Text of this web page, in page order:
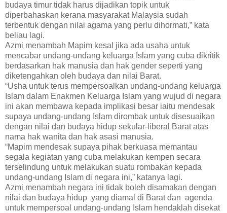
budaya timur tidak harus dijadikan topik untuk
diperbahaskan kerana masyarakat Malaysia sudah
terbentuk dengan nilai agama yang perlu dihormati,” kata
beliau lagi.
Azmi menambah Mapim kesal jika ada usaha untuk
mencabar undang-undang keluarga Islam yang cuba dikritik
berdasarkan hak manusia dan hak gender seperti yang
diketengahkan oleh budaya dan nilai Barat.
“Usha untuk terus mempersoalkan undang-undang keluarga
Islam dalam Enakmen Keluarga Islam yang wujud di negara
ini akan membawa kepada implikasi besar iaitu mendesak
supaya undang-undang Islam dirombak untuk disesuaikan
dengan nilai dan budaya hidup sekular-liberal Barat atas
nama hak wanita dan hak asasi manusia.
“Mapim mendesak supaya pihak berkuasa memantau
segala kegiatan yang cuba melakukan kempen secara
terselindung untuk melakukan suatu rombakan kepada
undang-undang Islam di negara ini,” katanya lagi.
Azmi menambah negara ini tidak boleh disamakan dengan
nilai dan budaya hidup yang diamal di Barat dan agenda
untuk mempersoal undang-undang Islam hendaklah disekat